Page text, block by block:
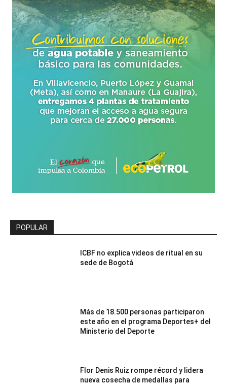
POPULAR
ICBF no explica videos de ritual en su
sede de Bogotá
Más de 18.500 personas participaron
este año en el programa Deportes+ del
Ministerio del Deporte
Flor Denis Ruiz rompe récord y lidera
nueva cosecha de medallas para